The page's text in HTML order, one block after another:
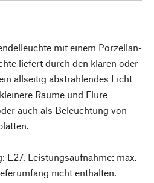
mit einem Porzellan-
liefert durch den klaren oder
allseitig abstrahlendes Licht
Räume und Flure
auch als Beleuchtung von
E27. Leistungsaufnahme: max.
nicht enthalten.